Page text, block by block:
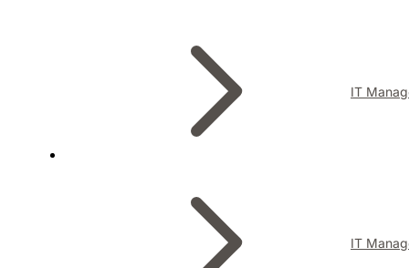
IT
IT